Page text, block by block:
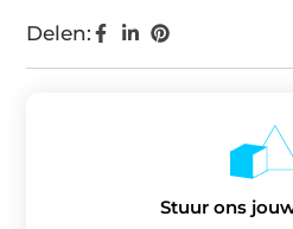
Delen:
Stuur ons